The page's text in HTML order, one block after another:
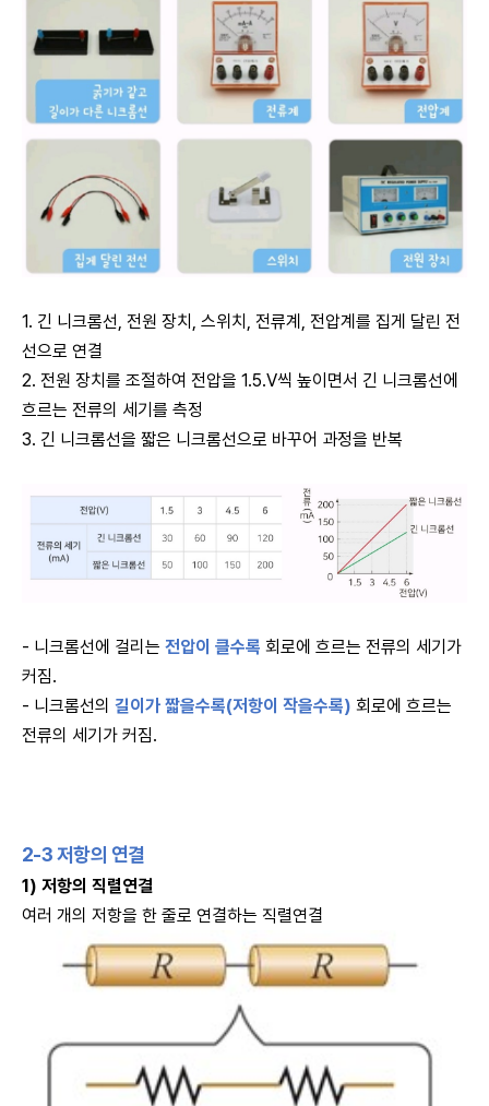
1. 긴 니크롬선, 전원 장치, 스위치, 전류계, 전압계를 집게 달린 전
선으로 연결
2. 전원 장치를 조절하여 전압을 1.5.V씩 높이면서 긴 니크롬선에
흐르는 전류의 세기를 측정
3. 긴 니크롬선을 짧은 니크롬선으로 바꾸어 과정을 반복
- 니크롬선에 걸리는 전압이 클수록 회로에 흐르는 전류의 세기가
커짐.
- 니크롬선의 길이가 짧을수록(저항이 작을수록) 회로에 흐르는
전류의 세기가 커짐.
2-3저항의 연결
1) 저항의 직렬연결
여러 개의 저항을 한 줄로 연결하는 직렬연결